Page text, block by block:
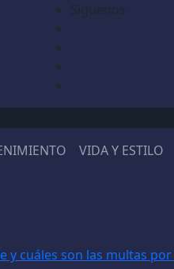
Síguenos
VIDA Y ESTILO
y cuáles son las multas